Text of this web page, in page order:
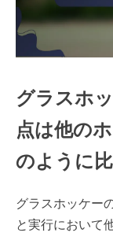
グラスホ
点は他の
のように
グラスホッケー
と実行において